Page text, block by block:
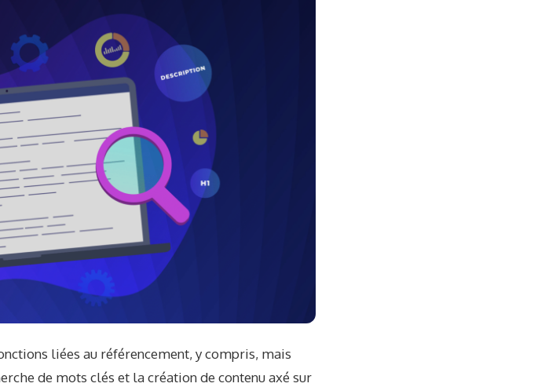
liées au référencement, y compris, mais
de mots clés et la création de contenu axé sur